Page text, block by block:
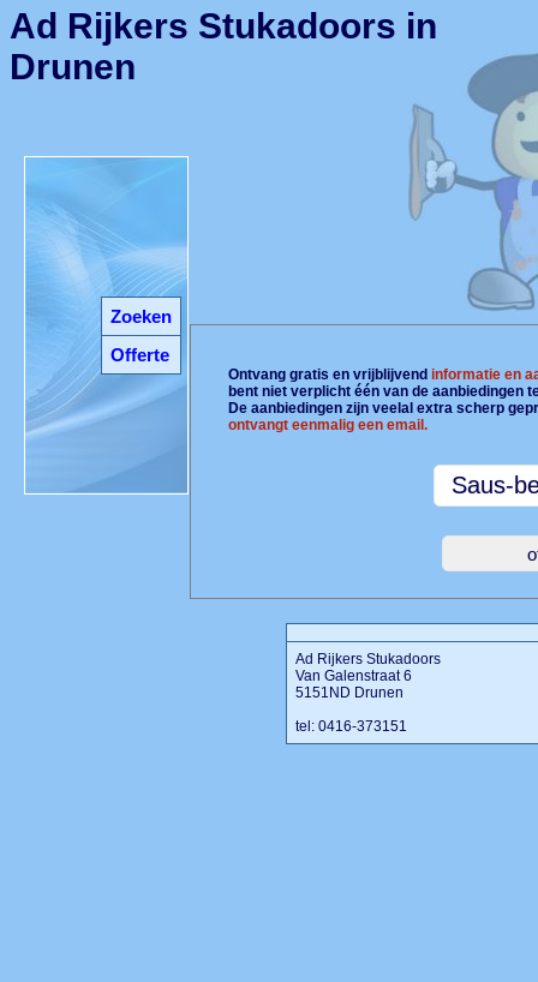
Zoeken
Offerte
Ad Rijkers Stukadoors in
Drunen
Ontvang gratis en vrijblijvendinformatie en
bent niet verplicht één van de aanbiedingen
De aanbiedingen zijn veelal extra scherp
ontvangt eenmalig een email.
Ad Rijkers Stukadoors
Van Galenstraat 6
5151ND Drunen
tel: 0416-373151